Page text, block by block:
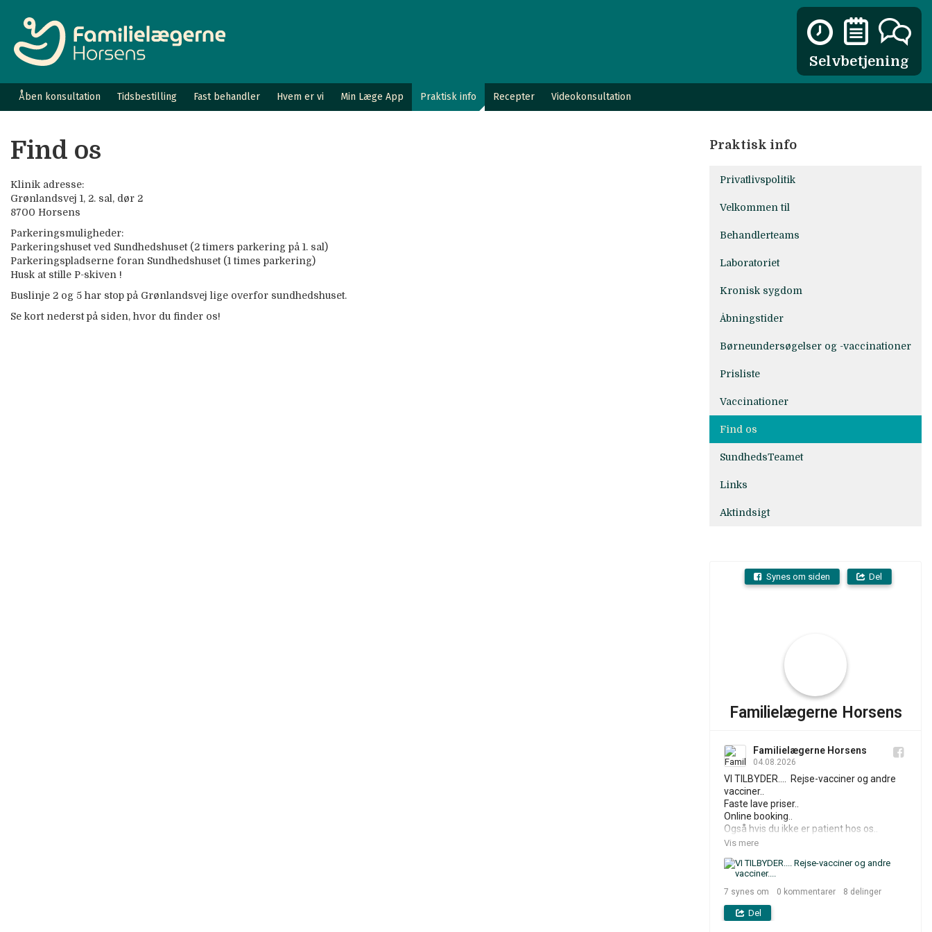
Selvbetjening
Åben konsultation Tidsbestilling Fast behandler Hvem er vi Min Læge App Praktisk info Recepter Videokonsultation
Find os
Klinik adresse:
Grønlandsvej 1, 2. sal, dør 2
8700 Horsens
Parkeringsmuligheder:
Parkeringshuset ved Sundhedshuset (2 timers parkering på 1. sal)
Parkeringspladserne foran Sundhedshuset (1 times parkering)
Husk at stille P-skiven !
Buslinje 2 og 5 har stop på Grønlandsvej lige overfor sundhedshuset.
Se kort nederst på siden, hvor du finder os!
Praktisk info
Privatlivspolitik
Velkommen til
Behandlerteams
Laboratoriet
Kronisk sygdom
Åbningstider
Børneundersøgelser og -vaccinationer
Prisliste
Vaccinationer
Find os
SundhedsTeamet
Links
Aktindsigt
Synes om siden Del
Familielægerne Horsens
Familielægerne Horsens
04.08.2026
VI TILBYDER....  Rejse-vacciner og andre
vacciner..
Faste lave priser..
Online booking..
Også hvis du ikke er patient hos os..
Se mere på Vaccine.nu
😃
Vis mere
7 synes om 0 kommentarer 8 delinger
Del